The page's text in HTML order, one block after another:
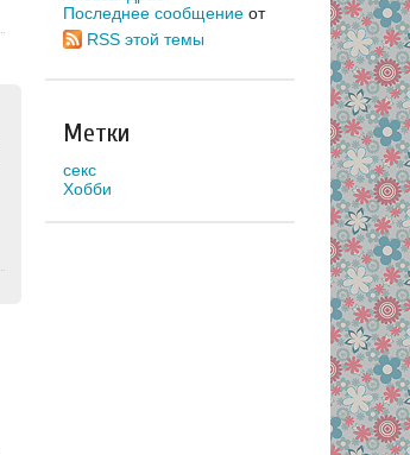
Последнее сообщение от
RSS этой темы
Метки
секс
Хобби